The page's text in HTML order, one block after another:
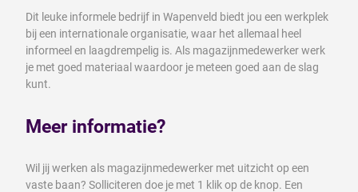
Dit leuke informele bedrijf in Wapenveld biedt jou een werkplek
bij een internationale organisatie, waar het allemaal heel
informeel en laagdrempelig is. Als magazijnmedewerker werk
je met goed materiaal waardoor je meteen goed aan de slag
kunt.
Meer informatie?
Wil jij werken als magazijnmedewerker met uitzicht op een
vaste baan? Solliciteren doe je met 1 klik op de knop. Een